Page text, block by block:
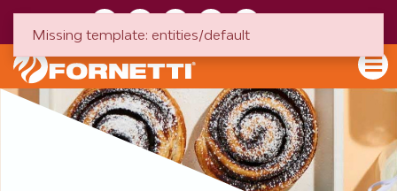
Missing template: entities/default